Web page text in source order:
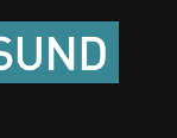
satsas på
till en ny fast